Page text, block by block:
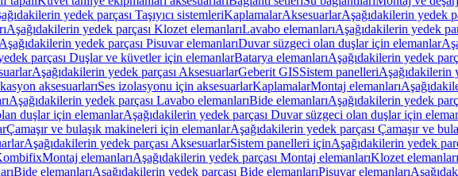
yedek parçası Taşıyıcı sistemleriKaplamalarAksesuarlarAşağıdakilerin yedek
Aşağıdakilerin yedek parçası Klozet elemanlarıLavabo elemanlarıAşağıdakilerin yedek
Aşağıdakilerin yedek parçası Pisuvar elemanlarıDuvar süzgeci olan duşlar için elemanlar
parçası Duşlar ve küvetler için elemanlarBatarya elemanlarıAşağıdakilerin yedek
Aşağıdakilerin yedek parçası AksesuarlarGeberit GISSistem panelleriAşağıdakilerin
aksesuarlarıSes izolasyonu için aksesuarlarKaplamalarMontaj elemanları
Aşağıdakilerin yedek parçası Lavabo elemanlarıBide elemanlarıAşağıdakilerin yedek
duşlar için elemanlarAşağıdakilerin yedek parçası Duvar süzgeci olan duşlar için
Çamaşır ve bulaşık makineleri için elemanlarAşağıdakilerin yedek parçası Çamaşır ve
Aşağıdakilerin yedek parçası AksesuarlarSistem panelleri içinAşağıdakilerin yedek
Montaj elemanlarıAşağıdakilerin yedek parçası Montaj elemanlarıKlozet elemanları
Bide elemanlarıAşağıdakilerin yedek parçası Bide elemanlarıPisuvar elemanları